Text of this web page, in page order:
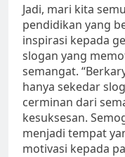
Jadi, mari kita
pendidikan yang
inspirasi kepada
slogan yang
semangat.
hanya sekedar
cerminan dari
kesuksesan.
menjadi tempat
motivasi kepada